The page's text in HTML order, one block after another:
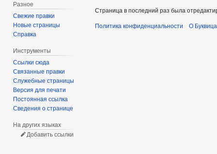
Разное
Свежие правки
Новые страницы
Справка
Инструменты
Ссылки сюда
Связанные правки
Служебные страницы
Версия для печати
Постоянная ссылка
Сведения о странице
На других языках
Добавить ссылки
Страница в последний раз была
Политика конфиденциальности О Буквица